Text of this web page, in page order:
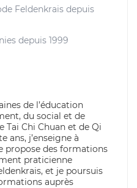
Feldenkrais depuis
depuis 1999
de l’éducation
du social et de
Tai Chi Chuan et de Qi
ans, j’enseigne à
propose des formations
praticienne
et je poursuis
auprès